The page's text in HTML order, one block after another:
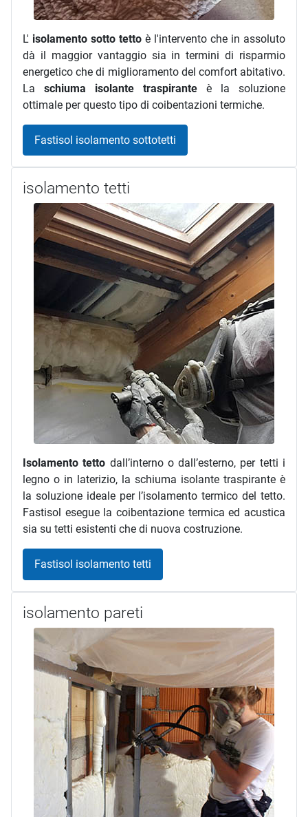
L' isolamento sotto tetto è l'intervento che in assoluto
dà il maggior vantaggio sia in termini di risparmio
energetico che di miglioramento del comfort abitativo.
La schiuma isolante traspirante è la soluzione
ottimale per questo tipo di coibentazioni termiche.
Fastisol isolamento sottotetti
isolamento tetti
Isolamento tetto dall’interno o dall’esterno, per tetti i
legno o in laterizio, la schiuma isolante traspirante è
la soluzione ideale per l’isolamento termico del tetto.
Fastisol esegue la coibentazione termica ed acustica
sia su tetti esistenti che di nuova costruzione.
Fastisol isolamento tetti
isolamento pareti